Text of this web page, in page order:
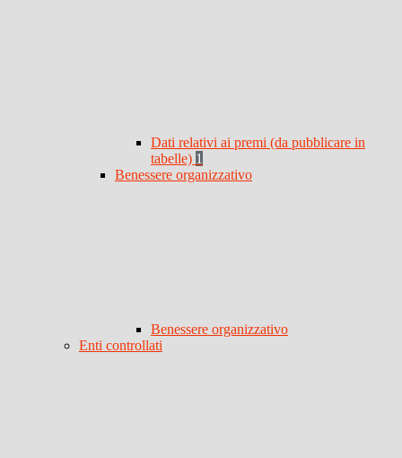
Dati relativi ai premi (da pubblicare in
tabelle) 1
Benessere organizzativo
Benessere organizzativo
Enti controllati